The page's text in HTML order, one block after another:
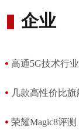
企业
高通5G技术行
几款高性价比
荣耀Magic8评